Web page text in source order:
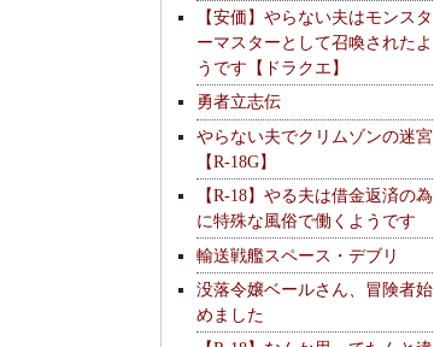
【安価】やらない夫はモンスタ
ーマスターとして召喚されたよ
うです【ドラクエ】
勇者立志伝
やらない夫でクリムゾンの迷宮
【R-18G】
【R-18】やる夫は借金返済の為
に特殊な風俗で働くようです
輸送戦艦スペース・デブリ
没落令嬢ベールさん、冒険者始
めました